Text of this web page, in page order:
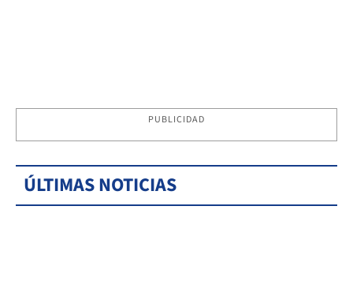
PUBLICIDAD
ÚLTIMAS NOTICIAS